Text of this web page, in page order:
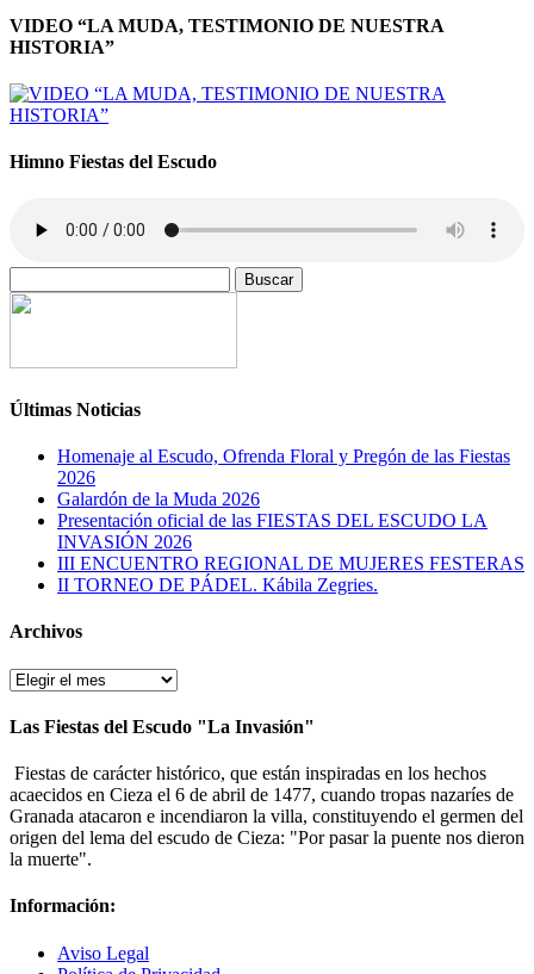
VIDEO “LA MUDA, TESTIMONIO DE NUESTRA
HISTORIA”
Himno Fiestas del Escudo
Últimas Noticias
Homenaje al Escudo, Ofrenda Floral y Pregón de las Fiestas
2026
Galardón de la Muda 2026
Presentación oficial de las FIESTAS DEL ESCUDO LA
INVASIÓN 2026
III ENCUENTRO REGIONAL DE MUJERES FESTERAS
II TORNEO DE PÁDEL. Kábila Zegries.
Archivos
Archivos
Las Fiestas del Escudo "La Invasión"
Fiestas de carácter histórico, que están inspiradas en los hechos
acaecidos en Cieza el 6 de abril de 1477, cuando tropas nazaríes de
Granada atacaron e incendiaron la villa, constituyendo el germen del
origen del lema del escudo de Cieza: "Por pasar la puente nos dieron
la muerte".
Información:
Aviso Legal